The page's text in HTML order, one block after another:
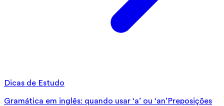
Dicas de Estudo
Gramática em inglês: quando usar ‘a’ ou ‘an’Preposições